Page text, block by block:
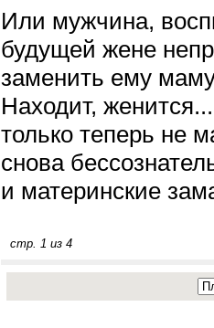
Или мужчина,
будущей жене
заменить ему
Находит,
только теперь не
снова
и материнские
стр. 1 из 4